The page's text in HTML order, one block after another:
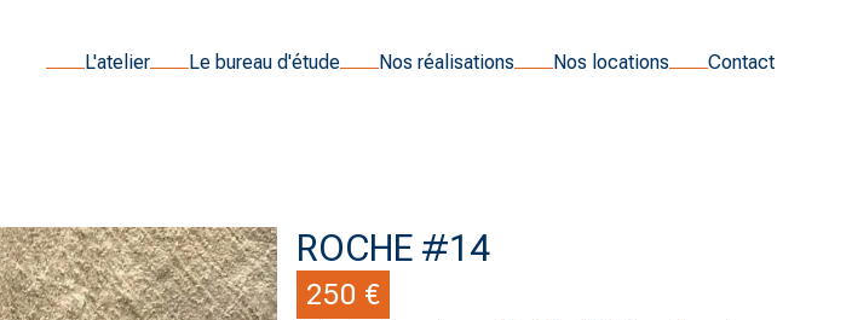
L'atelier Le bureau d'étude Nos réalisations Nos locations Contact
ROCHE #14
250 €